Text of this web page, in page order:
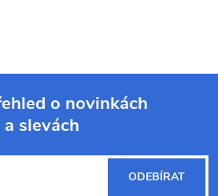
o novinkách
a slevách
ODEBÍRAT